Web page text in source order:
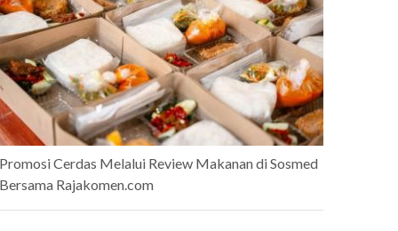
Cerdas Melalui Review Makanan di Sosmed
Rajakomen.com